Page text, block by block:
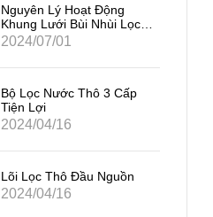
Nguyên Lý Hoạt Động
Khung Lưới Bùi Nhùi Lọc
Tách Hơi Dầu
2024/07/01
Bộ Lọc Nước Thô 3 Cấp
Tiện Lợi
2024/04/16
Lõi Lọc Thô Đầu Nguồn
2024/04/16